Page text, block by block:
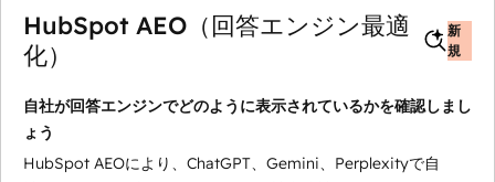
HubSpot AEO（回答エンジン最適
化）
新
規
自社が回答エンジンでどのように表示されているかを確認しまし
ょう
HubSpot AEOにより、ChatGPT、Gemini、Perplexityで自